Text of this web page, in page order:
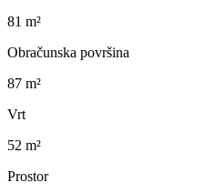
81 m²
Obračunska površina
87 m²
Vrt
52 m²
Prostor